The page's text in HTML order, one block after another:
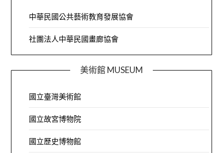
中華民國公共藝術教育發展協會
社團法人中華民國畫廊協會
美術館 MUSEUM
國立臺灣美術館
國立故宮博物院
國立歷史博物館